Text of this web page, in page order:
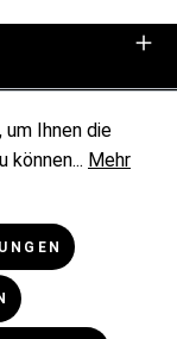
Ihnen die
können... Mehr